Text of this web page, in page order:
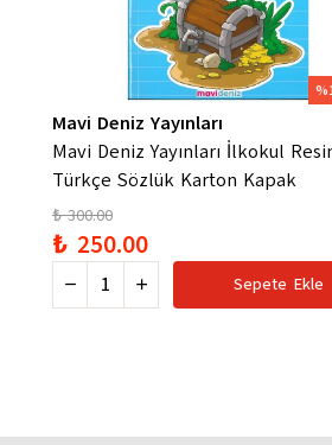
Mavi Deniz Yayınları
Mavi Deniz Yayınları İlkokul
Türkçe Sözlük Karton Kapak
₺ 300.00
₺ 250.00
Sepete Ekle